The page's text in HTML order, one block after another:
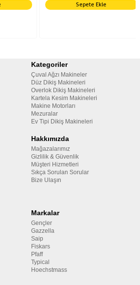
Sepete Ekle
Kategoriler
Çuval Ağzı Makineler
Düz Dikiş Makineleri
Overlok Dikiş Makineleri
Kartela Kesim Makineleri
Makine Motorları
Mezuralar
Ev Tipi Dikiş Makineleri
Hakkımızda
Mağazalarımız
Gizlilik & Güvenlik
Müşteri Hizmetleri
Sıkça Sorulan Sorular
Bize Ulaşın
Markalar
Gençler
Gazzella
Saip
Fiskars
Pfaff
Typical
Hoechstmass